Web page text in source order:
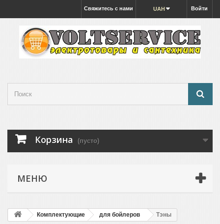
Войти
UAH
Свяжитесь с нами
Корзина (пусто)
МЕНЮ
Комплектующие для бойлеров Тэны